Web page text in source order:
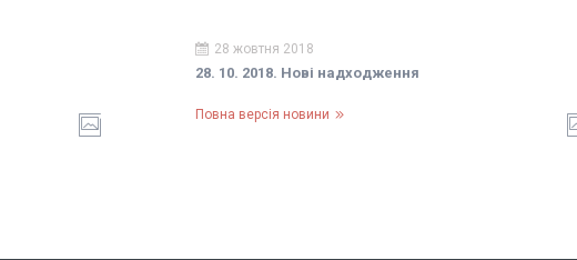
28 жовтня 2018
28. 10. 2018. Нові надходження
Повна версія новини